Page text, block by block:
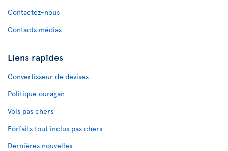
Contactez-nous
Contacts médias
Liens rapides
Convertisseur de devises
Politique ouragan
Vols pas chers
Forfaits tout inclus pas chers
Dernières nouvelles